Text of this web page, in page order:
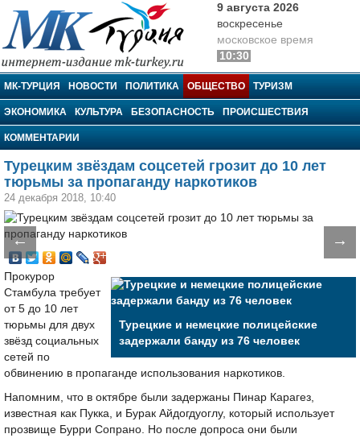
МК-Турция
9 августа 2026
воскресенье
московское время
10:30
МК-ТУРЦИЯ НОВОСТИ ПОЛИТИКА ОБЩЕСТВО ТУРИЗМ
ЭКОНОМИКА КУЛЬТУРА БЕЗОПАСНОСТЬ ПРОИСШЕСТВИЯ
КОММЕНТАРИИ
Турецким звёздам соцсетей грозит до 10 лет
тюрьмы за пропаганду наркотиков
24 декабря 2018, 10:40
← →
Турецкие и немецкие полицейские
задержали банду из 76 человек
Прокурор
Стамбула требует
от 5 до 10 лет
тюрьмы для двух
звёзд социальных
сетей по
обвинению в пропаганде использования наркотиков.
Напомним, что в октябре были задержаны Пинар Карагез,
известная как Пукка, и Бурак Айдогдуоглу, который использует
прозвище Бурри Сопрано. Но после допроса они были